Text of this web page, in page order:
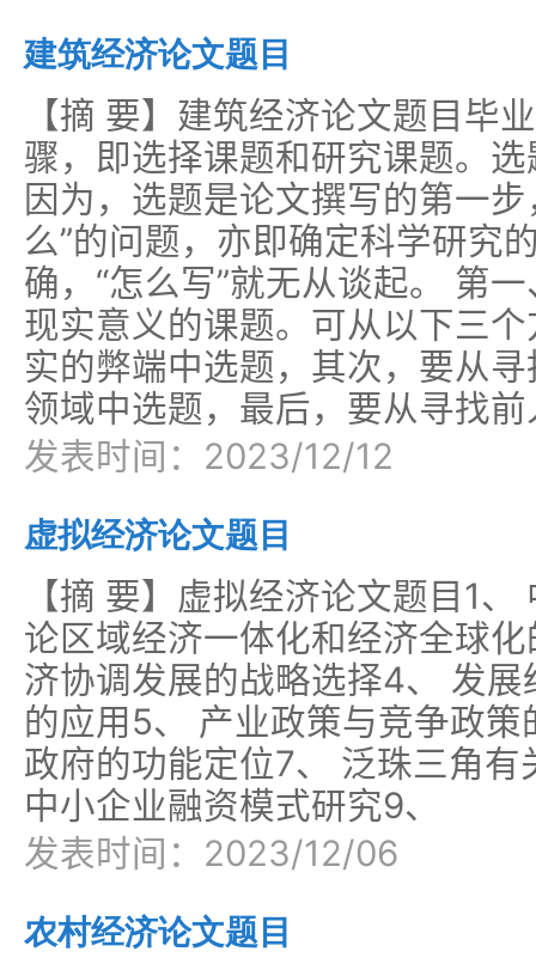
建筑经济论文题目
【摘 要】建筑经济论文题目毕
骤，即选择课题和研究课题。
因为，选题是论文撰写的第一
么”的问题，亦即确定科学研究
确，“怎么写”就无从谈起。 第
现实意义的课题。可从以下三
实的弊端中选题，其次，要从
领域中选题，最后，要从寻找
发表时间：2023/12/12
虚拟经济论文题目
【摘 要】虚拟经济论文题目1
论区域经济一体化和经济全球
济协调发展的战略选择4、 发
的应用5、 产业政策与竞争政
政府的功能定位7、 泛珠三角
中小企业融资模式研究9、
发表时间：2023/12/06
农村经济论文题目